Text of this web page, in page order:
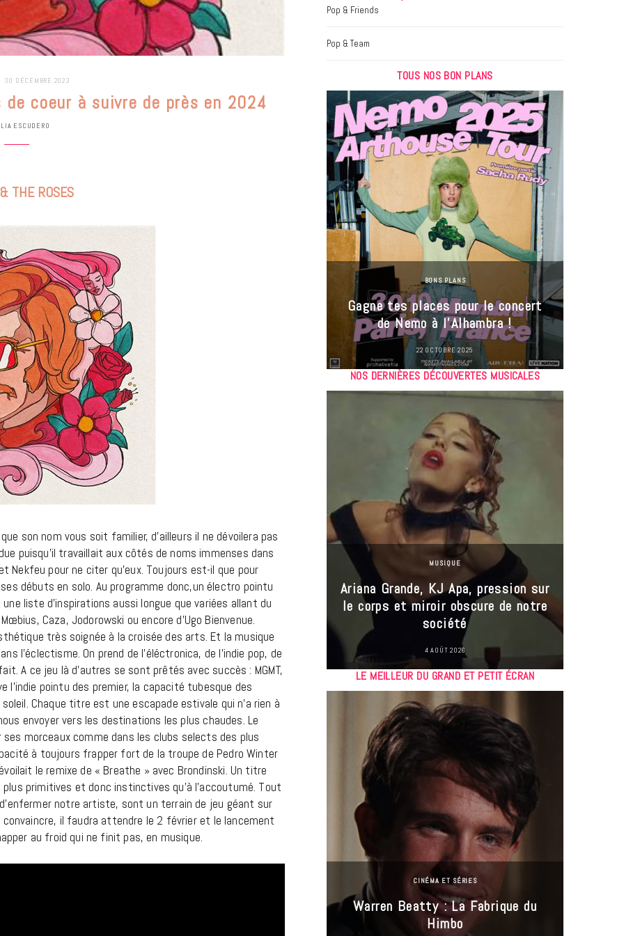
30 DÉCEMBRE 2023
coeur à suivre de près en 2024
ESCUDERO
THE ROSES
son nom vous soit familier, d’ailleurs il ne dévoilera pas
puisqu’il travaillait aux côtés de noms immenses dans
Nekfeu pour ne citer qu’eux. Toujours est-il que pour
débuts en solo. Au programme donc,un électro pointu
liste d’inspirations aussi longue que variées allant du
Caza, Jodorowski ou encore d’Ugo Bienvenue.
très soignée à la croisée des arts. Et la musique
l’éclectisme. On prend de l’éléctronica, de l’indie pop, de
A ce jeu là d’autres se sont prêtés avec succès : MGMT,
l’indie pointu des premier, la capacité tubesque des
Chaque titre est une escapade estivale qui n’a rien à
envoyer vers les destinations les plus chaudes. Le
ses morceaux comme dans les clubs selects des plus
à toujours frapper fort de la troupe de Pedro Winter
le remixe de « Breathe » avec Brondinski. Un titre
primitives et donc instinctives qu’à l’accoutumé. Tout
notre artiste, sont un terrain de jeu géant sur
convaincre, il faudra attendre le 2 février et le lancement
au froid qui ne finit pas, en musique.
Pop & Friends
Pop & Team
TOUS NOS BON PLANS
Les Eclatantes : une soirée entre
concerts, expos, kart, aéroplume…
BONS PLANS
Gagne tes places pour le concert
de Nemo à l’Alhambra !
22 OCTOBRE 2025
NOS DERNIÈRES DÉCOUVERTES MUSICALES
Cage The Elephant, l’ivoire du rock
dévoile « Beaches In Tennessee »
18 JUILLET 2026
MUSIQUE
Ariana Grande, KJ Apa, pression sur
le corps et miroir obscure de notre
société
4 AOÛT 2026
LE MEILLEUR DU GRAND ET PETIT ÉCRAN
CINÉMA ET SÉRIES
Warren Beatty : La Fabrique du
Himbo